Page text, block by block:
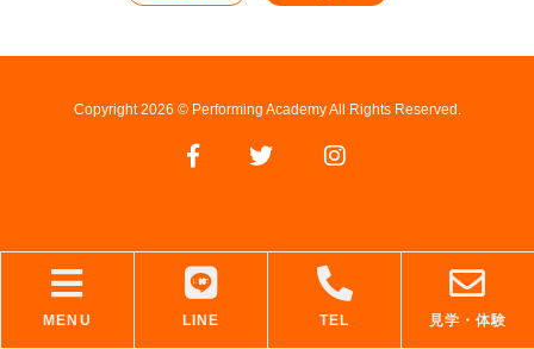
Copyright 2026 © Performing Academy All Rights Reserved.
MENU LINE TEL 見学・体験